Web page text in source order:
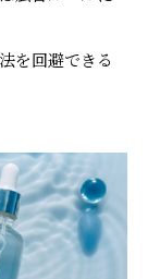
を回避できる